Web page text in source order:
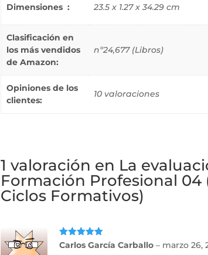
Dimensiones ‏ : ‎ 23.5 x 1.27 x 34.29 cm
Clasificación en
los más vendidos
de Amazon:
nº24,677 (Libros)
Opiniones de los
clientes:
10 valoraciones
1 valoración en La
Formación Profesional
Ciclos Formativos)
Valorado
Carlos García Carballo– marzo 26,